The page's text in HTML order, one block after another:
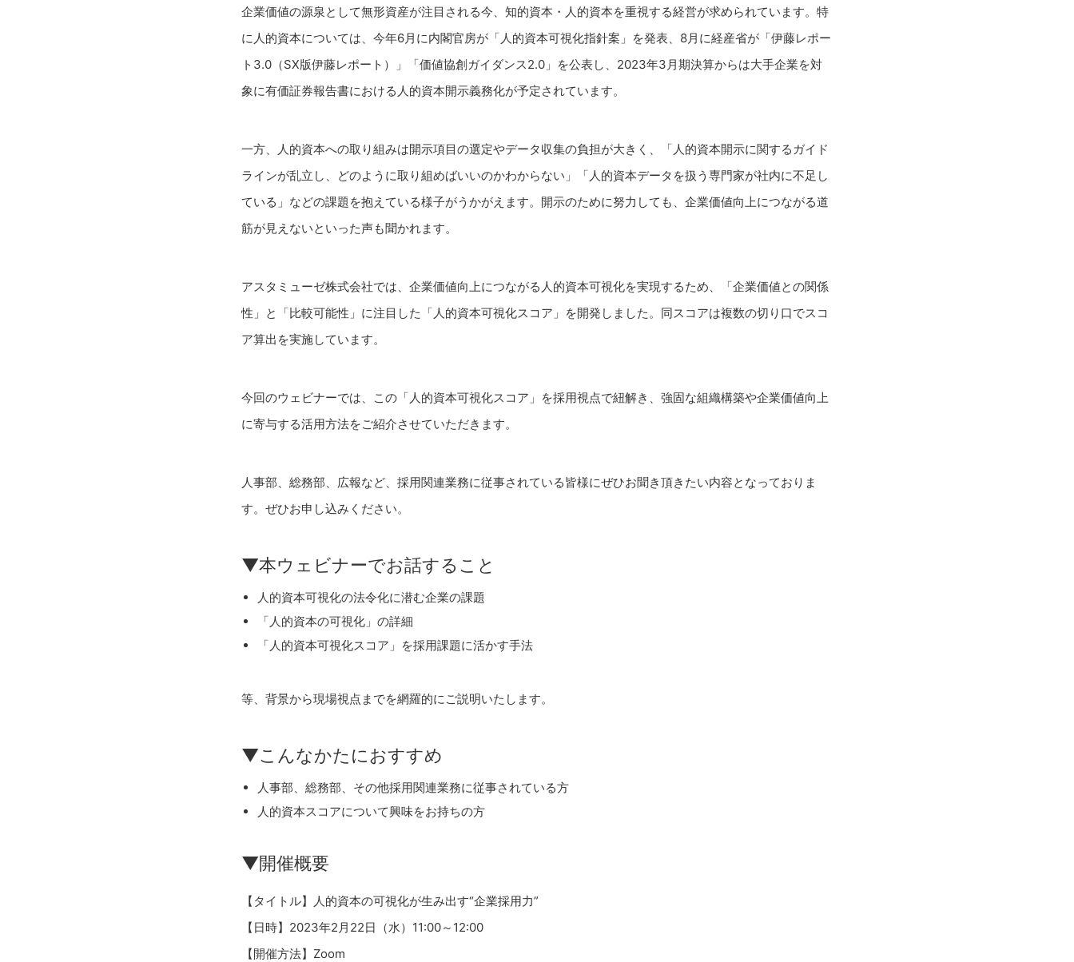
企業価値の源泉として無形資産が注目される今、知的資本・人的資本を重視する経営が求められています。特
に人的資本については、今年6月に内閣官房が「人的資本可視化指針案」を発表、8月に経産省が「伊藤レポー
ト3.0（SX版伊藤レポート）」「価値協創ガイダンス2.0」を公表し、2023年3月期決算からは大手企業を対
象に有価証券報告書における人的資本開示義務化が予定されています。
一方、人的資本への取り組みは開示項目の選定やデータ収集の負担が大きく、「人的資本開示に関するガイド
ラインが乱立し、どのように取り組めばいいのかわからない」「人的資本データを扱う専門家が社内に不足し
ている」などの課題を抱えている様子がうかがえます。開示のために努力しても、企業価値向上につながる道
筋が見えないといった声も聞かれます。
アスタミューゼ株式会社では、企業価値向上につながる人的資本可視化を実現するため、「企業価値との関係
性」と「比較可能性」に注目した「人的資本可視化スコア」を開発しました。同スコアは複数の切り口でスコ
ア算出を実施しています。
今回のウェビナーでは、この「人的資本可視化スコア」を採用視点で紐解き、強固な組織構築や企業価値向上
に寄与する活用方法をご紹介させていただきます。
人事部、総務部、広報など、採用関連業務に従事されている皆様にぜひお聞き頂きたい内容となっておりま
す。ぜひお申し込みください。
▼本ウェビナーでお話すること
人的資本可視化の法令化に潜む企業の課題
「人的資本の可視化」の詳細
「人的資本可視化スコア」を採用課題に活かす手法
等、背景から現場視点までを網羅的にご説明いたします。
▼こんなかたにおすすめ
人事部、総務部、その他採用関連業務に従事されている方
人的資本スコアについて興味をお持ちの方
▼開催概要
【タイトル】人的資本の可視化が生み出す“企業採用力”
【日時】2023年2月22日（水）11:00～12:00
【開催方法】Zoom